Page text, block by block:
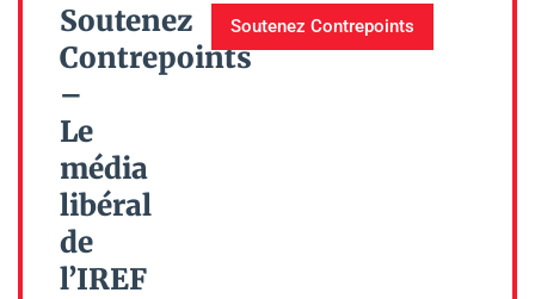
Soutenez
Contrepoints
–
Le
média
libéral
de
l’IREF
Soutenez Contrepoints